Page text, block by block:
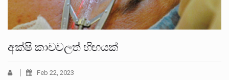
අක්ෂි කාචවලත් හිඟයක්
Feb 22, 2023